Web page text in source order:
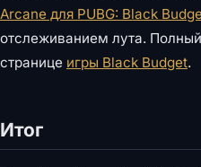
Arcane для PUBG: Black
отслеживанием лута.
странице игры Black Budget.
Итог